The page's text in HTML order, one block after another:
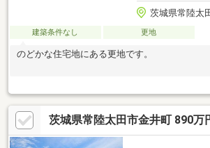
茨城県常陸太
建築条件なし 更地
のどかな住宅地にある更地です。
茨城県常陸太田市金井町 890万